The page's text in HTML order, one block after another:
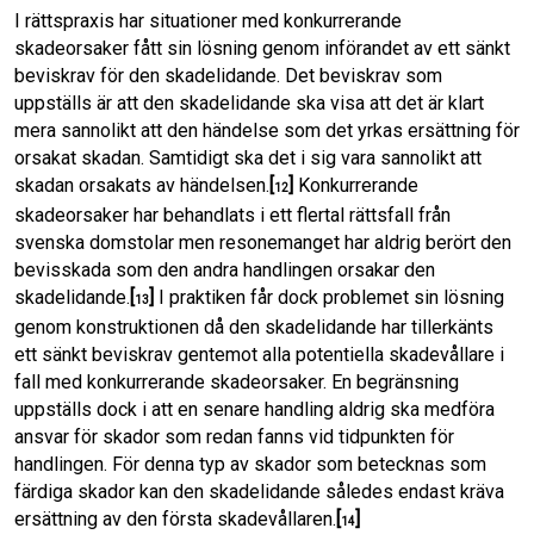
I rättspraxis har situationer med konkurrerande
skadeorsaker fått sin lösning genom införandet av ett sänkt
beviskrav för den skadelidande. Det beviskrav som
uppställs är att den skadelidande ska visa att det är klart
mera sannolikt att den händelse som det yrkas ersättning för
orsakat skadan. Samtidigt ska det i sig vara sannolikt att
skadan orsakats av händelsen. [12] Konkurrerande
skadeorsaker har behandlats i ett flertal rättsfall från
svenska domstolar men resonemanget har aldrig berört den
bevisskada som den andra handlingen orsakar den
skadelidande. [13] I praktiken får dock problemet sin lösning
genom konstruktionen då den skadelidande har tillerkänts
ett sänkt beviskrav gentemot alla potentiella skadevållare i
fall med konkurrerande skadeorsaker. En begränsning
uppställs dock i att en senare handling aldrig ska medföra
ansvar för skador som redan fanns vid tidpunkten för
handlingen. För denna typ av skador som betecknas som
färdiga skador kan den skadelidande således endast kräva
ersättning av den första skadevållaren. [14]